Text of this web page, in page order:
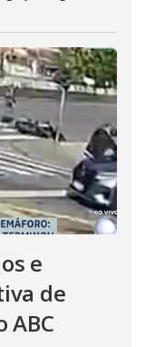
e
de
ABC